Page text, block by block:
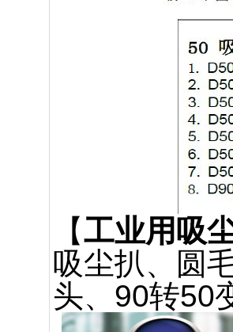
【工业用吸
吸尘扒、圆
头、 90转50